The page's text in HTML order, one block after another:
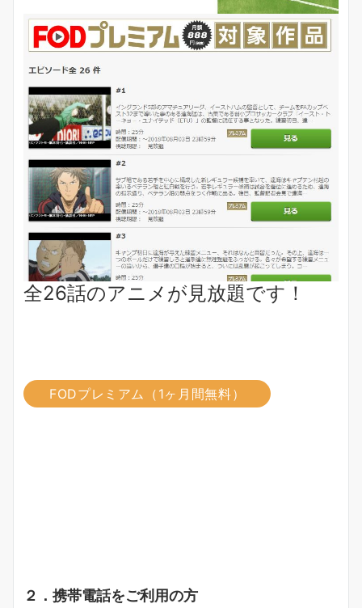
全26話のアニメが見放題です！
FODプレミアム（1ヶ月間無料）
２．携帯電話をご利用の方